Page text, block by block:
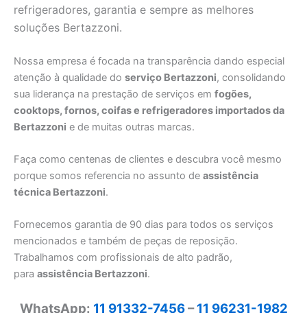
refrigeradores, garantia e sempre as melhores
soluções Bertazzoni.
Nossa empresa é focada na transparência dando especial
atenção à qualidade do serviço Bertazzoni, consolidando
sua liderança na prestação de serviços em fogões,
cooktops, fornos, coifas e refrigeradores importados da
Bertazzoni e de muitas outras marcas.
Faça como centenas de clientes e descubra você mesmo
porque somos referencia no assunto de assistência
técnica Bertazzoni.
Fornecemos garantia de 90 dias para todos os serviços
mencionados e também de peças de reposição.
Trabalhamos com profissionais de alto padrão,
para assistência Bertazzoni.
WhatsApp: 11 91332-7456–11 96231-1982